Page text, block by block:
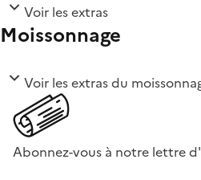
Voir les extras
Moissonnage
Voir les extras du
Abonnez-vous à notre lettre